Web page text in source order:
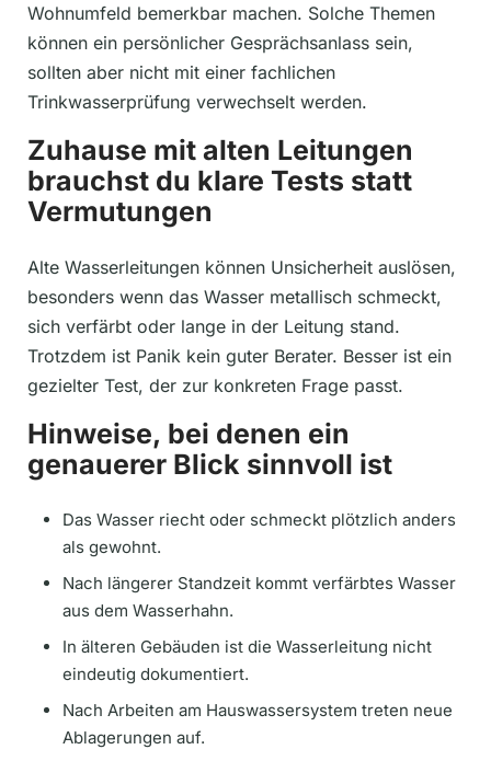
Wohnumfeld bemerkbar machen. Solche Themen
können ein persönlicher Gesprächsanlass sein,
sollten aber nicht mit einer fachlichen
Trinkwasserprüfung verwechselt werden.
Zuhause mit alten Leitungen
brauchst du klare Tests statt
Vermutungen
Alte Wasserleitungen können Unsicherheit auslösen,
besonders wenn das Wasser metallisch schmeckt,
sich verfärbt oder lange in der Leitung stand.
Trotzdem ist Panik kein guter Berater. Besser ist ein
gezielter Test, der zur konkreten Frage passt.
Hinweise, bei denen ein
genauerer Blick sinnvoll ist
Das Wasser riecht oder schmeckt plötzlich anders
als gewohnt.
Nach längerer Standzeit kommt verfärbtes Wasser
aus dem Wasserhahn.
In älteren Gebäuden ist die Wasserleitung nicht
eindeutig dokumentiert.
Nach Arbeiten am Hauswassersystem treten neue
Ablagerungen auf.